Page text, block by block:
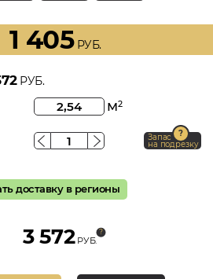
1 405РУБ.
РУБ.
м2
Запас
на подрезку
доставку в регионы
3 572 РУБ.